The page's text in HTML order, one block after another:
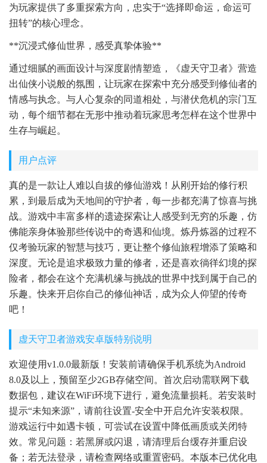
为玩家提供了多重探索方向，忠实于“选择即命运，命运可
扭转”的核心理念。
**沉浸式修仙世界，感受真挚体验**
通过细腻的画面设计与深度剧情塑造，《虚天守卫者》营造
出仙侠小说般的氛围，让玩家在探索中充分感受到修仙者的
情感与执念。与人心复杂的同道相处，与潜伏危机的宗门互
动，每个细节都在无形中推动着玩家思考怎样在这个世界中
生存与崛起。
用户点评
真的是一款让人难以自拔的修仙游戏！从刚开始的修行积
累，到最后成为天地间的守护者，每一步都充满了惊喜与挑
战。游戏中丰富多样的遗迹探索让人感受到无穷的乐趣，仿
佛能亲身体验那些传说中的奇遇和仙境。炼丹炼器的过程不
仅考验玩家的智慧与技巧，更让整个修仙旅程增添了策略和
深度。无论是追求极致力量的修者，还是喜欢徜徉幻境的探
险者，都会在这个充满机缘与挑战的世界中找到属于自己的
乐趣。快来开启你自己的修仙神话，成为众人仰望的传奇
吧！
虚天守卫者游戏安卓版特别说明
欢迎使用v1.0.0最新版！安装前请确保手机系统为Android
8.0及以上，预留至少2GB存储空间。首次启动需联网下载
数据包，建议在WiFi环境下进行，避免流量损耗。若安装时
提示“未知来源”，请前往设置-安全中开启允许安装权限。
游戏运行中如遇卡顿，可尝试在设置中降低画质或关闭特
效。常见问题：若黑屏或闪退，请清理后台缓存并重启设
备；若无法登录，请检查网络或重置密码。本版本已优化电